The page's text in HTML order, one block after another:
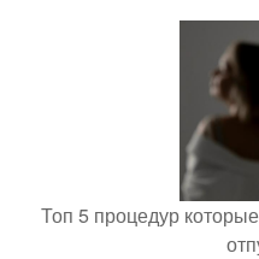
Топ 5 процедур